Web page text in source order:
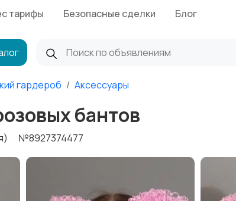
тарифы Безопасные сделки Блог
гардероб Аксессуары
бантов
№8927374477